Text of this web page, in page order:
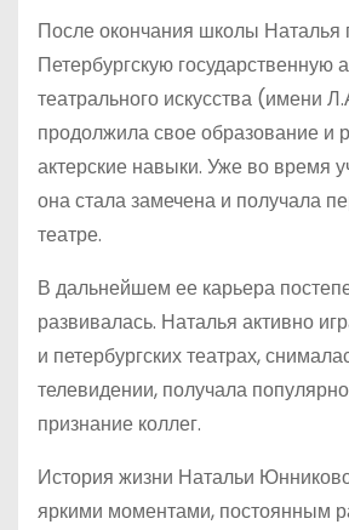
После окончания школы Наталья
Петербургскую государственную
театрального искусства (имени
продолжила свое образование и
актерские навыки. Уже во время
она стала замечена и получала
театре.
В дальнейшем ее карьера
развивалась. Наталья активно
и петербургских театрах,
телевидении, получала
признание коллег.
История жизни Натальи
яркими моментами, постоянным